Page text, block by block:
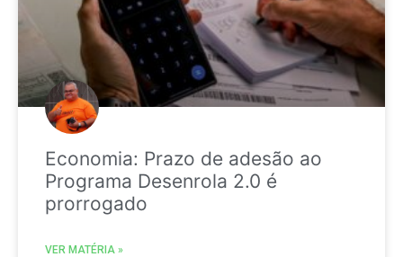
Economia: Prazo de adesão ao
Programa Desenrola 2.0 é
prorrogado
VER MATÉRIA »